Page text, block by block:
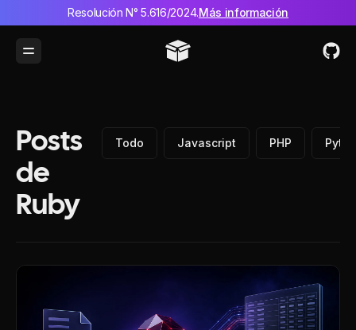
Resolución N° 5.616/2024.Más información
Toggle Menu
Posts
de
Ruby
Todo Javascript PHP